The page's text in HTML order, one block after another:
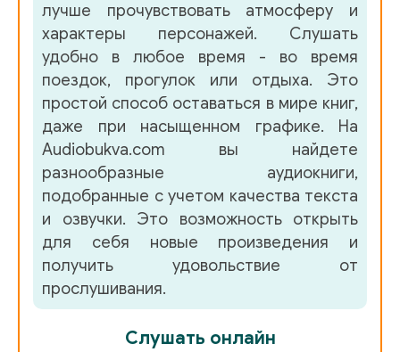
лучше прочувствовать атмосферу и
характеры персонажей. Слушать
удобно в любое время - во время
поездок, прогулок или отдыха. Это
простой способ оставаться в мире книг,
даже при насыщенном графике. На
Audiobukva.com вы найдете
разнообразные аудиокниги,
подобранные с учетом качества текста
и озвучки. Это возможность открыть
для себя новые произведения и
получить удовольствие от
прослушивания.
Слушать онлайн